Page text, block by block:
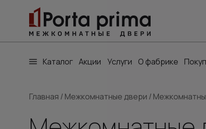
Каталог Акции Услуги О фабрике
Главная / Межкомнатные двери /